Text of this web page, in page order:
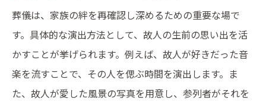
葬儀は、家族の絆を再確認し深めるための重要な場で
す。具体的な演出方法として、故人の生前の思い出を活
かすことが挙げられます。例えば、故人が好きだった音
楽を流すことで、その人を偲ぶ時間を演出します。ま
た、故人が愛した風景の写真を用意し、参列者がそれを